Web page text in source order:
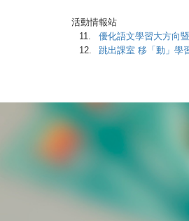
活動情報站
11.
優化語文學習大方向
12.
跳出課室 移「動」學